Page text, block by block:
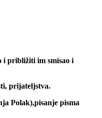
i približiti im smisao i
prijateljstva.
Polak),pisanje pisma